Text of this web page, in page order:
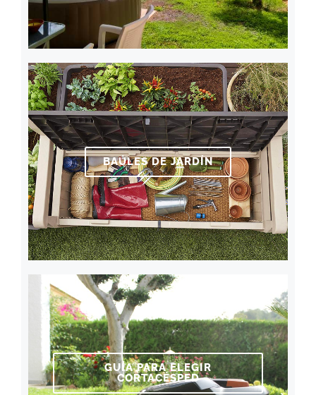
BAÚLES DE JARDÍN
GUÍA PARA ELEGIR
CORTACÉSPED